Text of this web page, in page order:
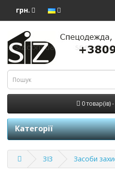
грн.
0 товар(ів)
Категорії
ЗІЗ Засоби